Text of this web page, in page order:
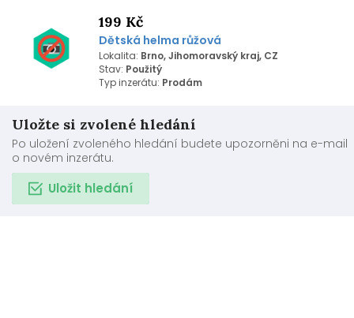
199 Kč
Dětská helma růžová
Lokalita: Brno, Jihomoravský kraj, CZ
Stav: Použitý
Typ inzerátu: Prodám
Uložte si zvolené hledání
Po uložení zvoleného hledání budete upozorněni na e-mail
o novém inzerátu.
Uložit hledání